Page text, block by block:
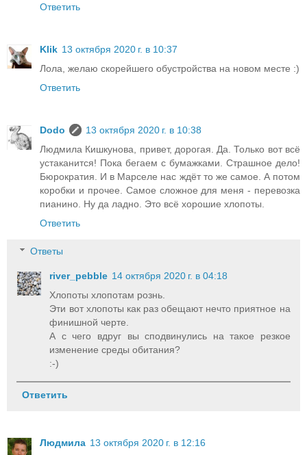
Ответить
Klik 13 октября 2020 г. в 10:37
Лола, желаю скорейшего обустройства на новом месте :)
Ответить
Dodo
13 октября 2020 г. в 10:38
Людмила Кишкунова, привет, дорогая. Да. Только вот всё
устаканится! Пока бегаем с бумажками. Страшное дело!
Бюрократия. И в Марселе нас ждёт то же самое. А потом
коробки и прочее. Самое сложное для меня - перевозка
пианино. Ну да ладно. Это всё хорошие хлопоты.
Ответить
Ответы
river_pebble 14 октября 2020 г. в 04:18
Хлопоты хлопотам рознь.
Эти вот хлопоты как раз обещают нечто приятное на
финишной черте.
А с чего вдруг вы сподвинулись на такое резкое
изменение среды обитания?
:-)
Ответить
Людмила 13 октября 2020 г. в 12:16